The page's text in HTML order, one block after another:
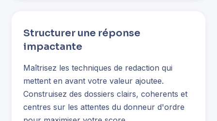
Structurer une réponse
impactante
Maîtrisez les techniques de redaction qui
mettent en avant votre valeur ajoutee.
Construisez des dossiers clairs, coherents et
centres sur les attentes du donneur d'ordre